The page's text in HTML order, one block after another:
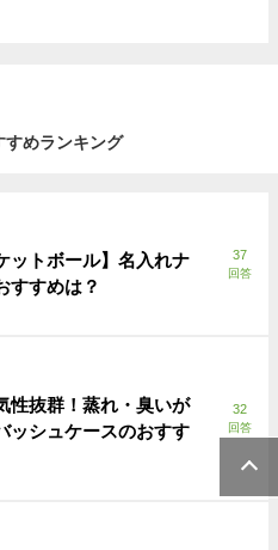
すめランキング
ットボール】名入れナ
すすめは？
37
回答
性抜群！蒸れ・臭いが
ッシュケースのおすす
32
回答